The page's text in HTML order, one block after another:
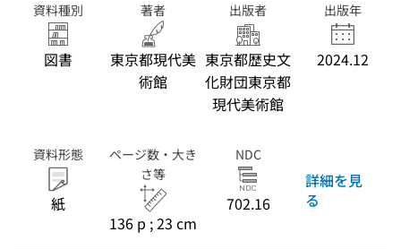
資料種別
図書
著者
東京都現代美
術館
出版者
東京都歴史文
化財団東京都
現代美術館
出版年
2024.12
資料形態
紙
ページ数・大き
さ等
136 p ; 23 cm
NDC
702.16
詳細を見
る